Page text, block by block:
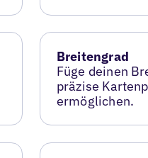
Breitengrad
Füge deinen
präzise
ermöglichen.